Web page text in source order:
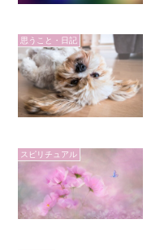
思うこと・日記
スピリチュアル